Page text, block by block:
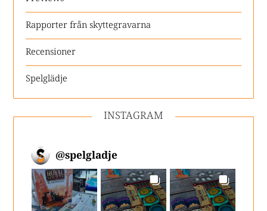
Rapporter från skyttegravarna
Recensioner
Spelglädje
INSTAGRAM
@spelgladje